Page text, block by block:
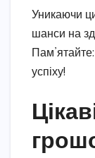
Уникаючи
шанси на
успіху!